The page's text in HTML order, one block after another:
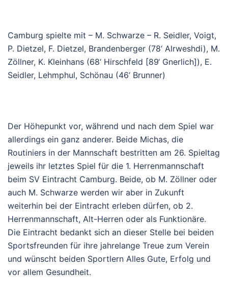
Camburg spielte mit – M. Schwarze – R. Seidler, Voigt,
P. Dietzel, F. Dietzel, Brandenberger (78‘ Alrweshdi), M.
Zöllner, K. Kleinhans (68‘ Hirschfeld [89‘ Gnerlich]), E.
Seidler, Lehmphul, Schönau (46‘ Brunner)
Der Höhepunkt vor, während und nach dem Spiel war
allerdings ein ganz anderer. Beide Michas, die
Routiniers in der Mannschaft bestritten am 26. Spieltag
jeweils ihr letztes Spiel für die 1. Herrenmannschaft
beim SV Eintracht Camburg. Beide, ob M. Zöllner oder
auch M. Schwarze werden wir aber in Zukunft
weiterhin bei der Eintracht erleben dürfen, ob 2.
Herrenmannschaft, Alt-Herren oder als Funktionäre.
Die Eintracht bedankt sich an dieser Stelle bei beiden
Sportsfreunden für ihre jahrelange Treue zum Verein
und wünscht beiden Sportlern Alles Gute, Erfolg und
vor allem Gesundheit.